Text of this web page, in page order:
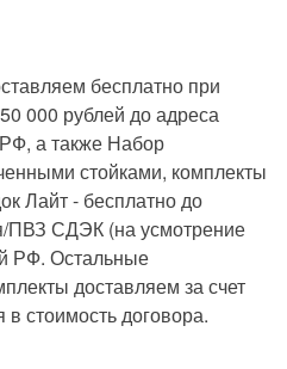
бесплатно при
000 рублей до адреса
а также Набор
стойками, комплекты
Лайт - бесплатно до
ПВЗ СДЭК (на усмотрение
РФ. Остальные
доставляем за счет
стоимость договора.